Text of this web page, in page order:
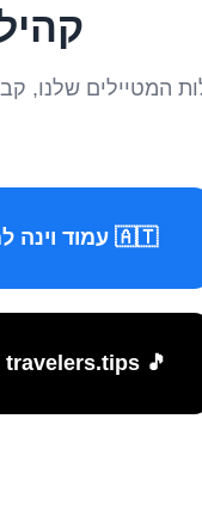
המטיילים שלנו,
🇦🇹 עמוד וינה למטיילים
🎵 TikTok - travelers.tips